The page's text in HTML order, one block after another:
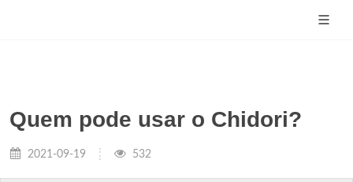
Quem pode usar o Chidori?
2021-09-19 532